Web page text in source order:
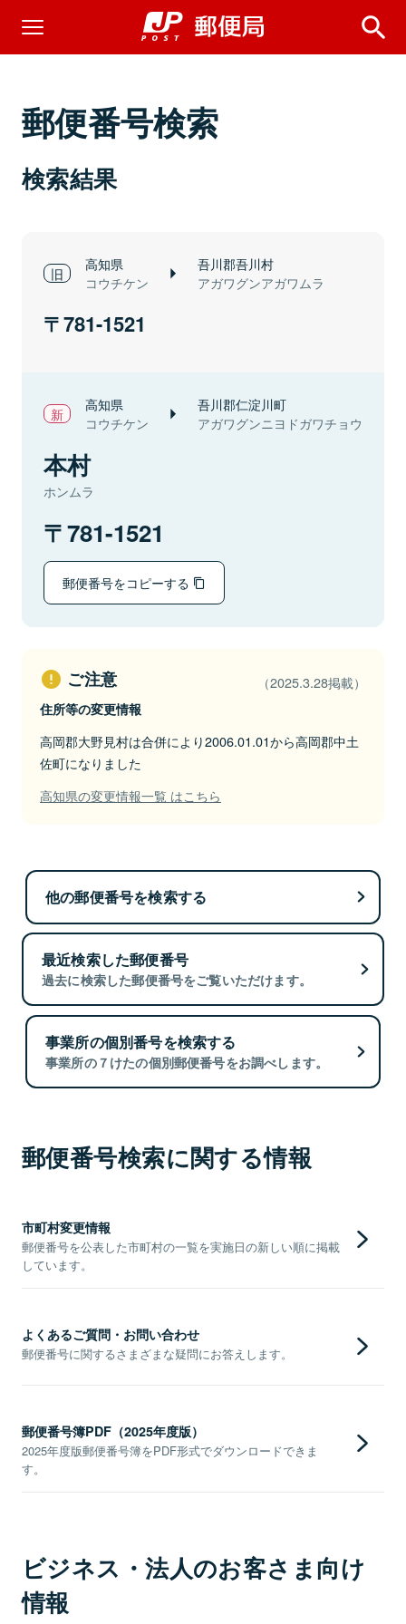
郵便番号検索
検索結果
高知県
コウチケン
吾川郡吾川村
アガワグンアガワムラ
781-1521
高知県
コウチケン
吾川郡仁淀川町
アガワグンニヨドガワチョウ
本村
ホンムラ
781-1521
郵便番号をコピーする
ご注意 （2025.3.28掲載）
住所等の変更情報
高岡郡大野見村は合併により2006.01.01から高岡郡中土
佐町になりました
高知県の変更情報一覧 はこちら
他の郵便番号を検索する
最近検索した郵便番号
過去に検索した郵便番号をご覧いただけます。
事業所の個別番号を検索する
事業所の７けたの個別郵便番号をお調べします。
郵便番号検索に関する情報
市町村変更情報
郵便番号を公表した市町村の一覧を実施日の新しい順に掲載
しています。
よくあるご質問・お問い合わせ
郵便番号に関するさまざまな疑問にお答えします。
郵便番号簿PDF（2025年度版）
2025年度版郵便番号簿をPDF形式でダウンロードできま
す。
ビジネス・法人のお客さま向け
情報